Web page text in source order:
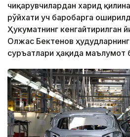
чиқарувчилардан харид
рўйхати уч баробарга
Ҳукуматнинг кенгайтирилган
Олжас Бектенов
суръатлари ҳақида маълумот